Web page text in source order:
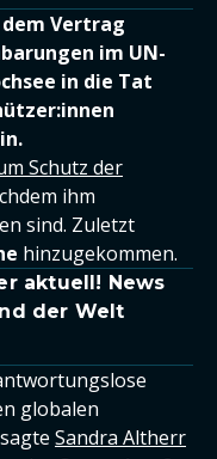
Vertrag
im UN-
in die Tat
Schutz der
ihm
sind. Zuletzt
hinzugekommen.
aktuell! News
der Welt
globalen
Sandra Altherr